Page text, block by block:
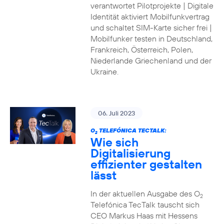
verantwortet Pilotprojekte | Digitale
Identität aktiviert Mobilfunkvertrag
und schaltet SIM-Karte sicher frei |
Mobilfunker testen in Deutschland,
Frankreich, Österreich, Polen,
Niederlande Griechenland und der
Ukraine.
06. Juli 2023
O2TELEFÓNICA TECTALK:
Wie sich
Digitalisierung
effizienter gestalten
lässt
In der aktuellen Ausgabe des O2
Telefónica TecTalk tauscht sich
CEO Markus Haas mit Hessens